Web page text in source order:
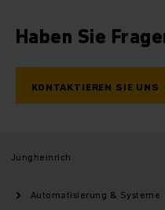
Haben Sie
KONTAKTIEREN SIE UNS
Jungheinrich
Automatisierung & Systeme